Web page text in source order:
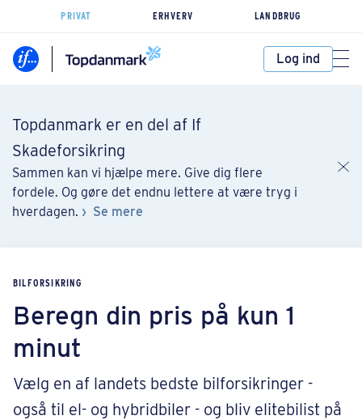
PRIVAT ERHVERV LANDBRUG
Log ind
Topdanmark er en del af If
Skadeforsikring
Sammen kan vi hjælpe mere. Give dig flere
fordele. Og gøre det endnu lettere at være tryg i
hverdagen.
Se mere
BILFORSIKRING
Beregn din pris på kun 1
minut
Vælg en af landets bedste bilforsikringer -
også til el- og hybridbiler - og bliv elitebilist på